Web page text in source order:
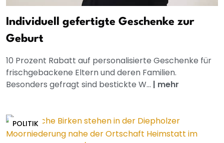
Individuell gefertigte Geschenke zur
Geburt
10 Prozent Rabatt auf personalisierte Geschenke für
frischgebackene Eltern und deren Familien.
Besonders gefragt sind bestickte W... | mehr
POLITIK